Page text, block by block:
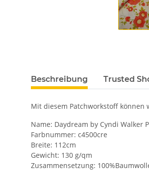
Beschreibung Trusted
Mit diesem Patchworkstoff können
Name: Daydream by Cyndi Walker
Farbnummer: c4500cre
Breite: 112cm
Gewicht: 130 g/qm
Zusammensetzung: